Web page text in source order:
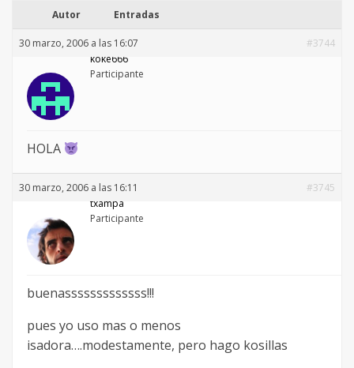
Autor Entradas
30 marzo, 2006 a las 16:07
#3744
koke666
Participante
HOLA
30 marzo, 2006 a las 16:11
#3745
txampa
Participante
buenasssssssssssss!!!
pues yo uso mas o menos
isadora….modestamente, pero hago kosillas